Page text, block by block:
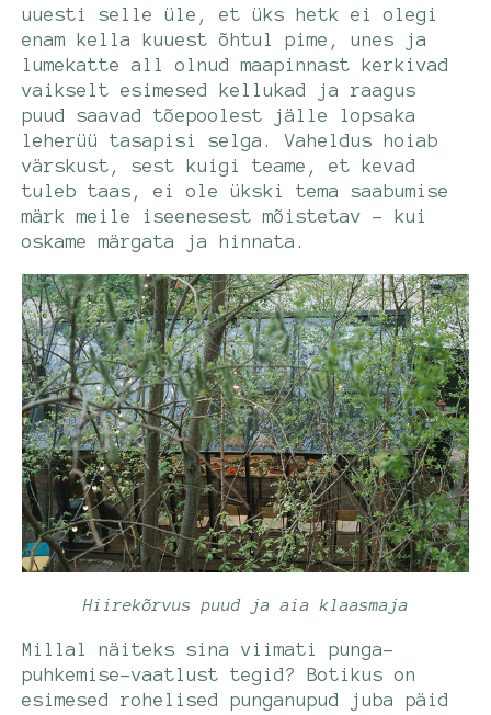
uuesti selle üle, et üks hetk ei olegi
enam kella kuuest õhtul pime, unes ja
lumekatte all olnud maapinnast kerkivad
vaikselt esimesed kellukad ja raagus
puud saavad tõepoolest jälle lopsaka
leherüü tasapisi selga. Vaheldus hoiab
värskust, sest kuigi teame, et kevad
tuleb taas, ei ole ükski tema saabumise
märk meile iseenesest mõistetav - kui
oskame märgata ja hinnata.
Hiirekõrvus puud ja aia klaasmaja
Millal näiteks sina viimati punga-
puhkemise-vaatlust tegid? Botikus on
esimesed rohelised punganupud juba päid